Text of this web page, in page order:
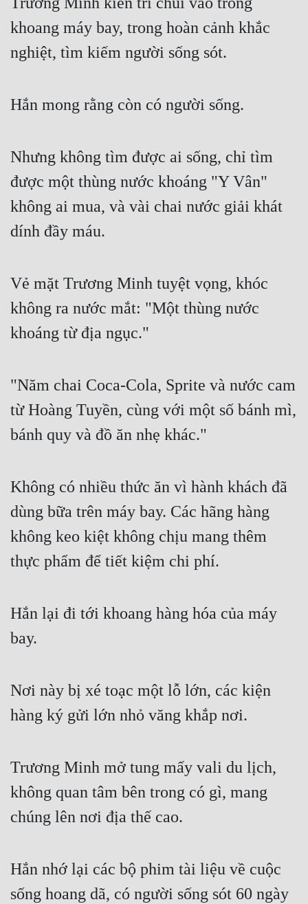
Đô Thị
Đông Phương
Đông Phương Huyền Huyễn
Truyện Nam
Truyện Nữ
Xây Dựng Thế Lực
Đam Mỹ
Đẹp
Cơ Trí
Vô Sỉ
Điềm Đạm
khoang máy bay, trong hoàn cảnh khắc
nghiệt, tìm kiếm người sống sót.
Hắn mong rằng còn có người sống.
Nhưng không tìm được ai sống, chỉ tìm
được một thùng nước khoáng "Y Vân"
không ai mua, và vài chai nước giải khát
dính đầy máu.
Vẻ mặt Trương Minh tuyệt vọng, khóc
không ra nước mắt: "Một thùng nước
khoáng từ địa ngục."
"Năm chai Coca-Cola, Sprite và nước cam
từ Hoàng Tuyền, cùng với một số bánh mì,
bánh quy và đồ ăn nhẹ khác."
Không có nhiều thức ăn vì hành khách đã
dùng bữa trên máy bay. Các hãng hàng
không keo kiệt không chịu mang thêm
thực phẩm để tiết kiệm chi phí.
Hắn lại đi tới khoang hàng hóa của máy
bay.
Nơi này bị xé toạc một lỗ lớn, các kiện
hàng ký gửi lớn nhỏ văng khắp nơi.
Trương Minh mở tung mấy vali du lịch,
không quan tâm bên trong có gì, mang
chúng lên nơi địa thế cao.
Hắn nhớ lại các bộ phim tài liệu về cuộc
sống hoang dã, có người sống sót 60 ngày